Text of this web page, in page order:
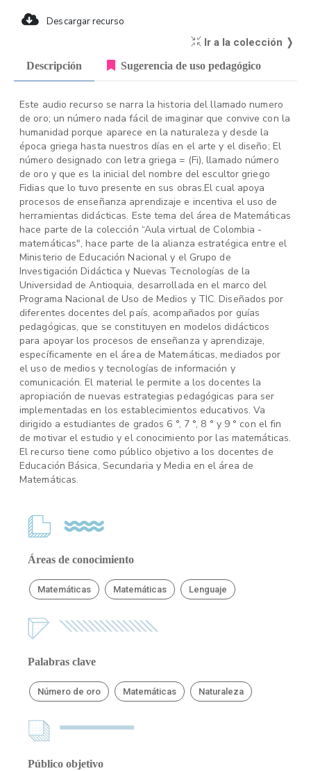
Descargar recurso
Ir a la colección ❭
Descripción Sugerencia de uso pedagógico
Este audio recurso se narra la historia del llamado numero
de oro; un número nada fácil de imaginar que convive con la
humanidad porque aparece en la naturaleza y desde la
época griega hasta nuestros días en el arte y el diseño; El
número designado con letra griega = (Fi), llamado número
de oro y que es la inicial del nombre del escultor griego
Fidias que lo tuvo presente en sus obras.El cual apoya
procesos de enseñanza aprendizaje e incentiva el uso de
herramientas didácticas. Este tema del área de Matemáticas
hace parte de la colección “Aula virtual de Colombia -
matemáticas", hace parte de la alianza estratégica entre el
Ministerio de Educación Nacional y el Grupo de
Investigación Didáctica y Nuevas Tecnologías de la
Universidad de Antioquia, desarrollada en el marco del
Programa Nacional de Uso de Medios y TIC. Diseñados por
diferentes docentes del país, acompañados por guías
pedagógicas, que se constituyen en modelos didácticos
para apoyar los procesos de enseñanza y aprendizaje,
específicamente en el área de Matemáticas, mediados por
el uso de medios y tecnologías de información y
comunicación. El material le permite a los docentes la
apropiación de nuevas estrategias pedagógicas para ser
implementadas en los establecimientos educativos. Va
dirigido a estudiantes de grados 6 °, 7 °, 8 ° y 9 ° con el fin
de motivar el estudio y el conocimiento por las matemáticas.
El recurso tiene como público objetivo a los docentes de
Educación Básica, Secundaria y Media en el área de
Matemáticas.
Áreas de conocimiento
Matemáticas Matemáticas Lenguaje
Palabras clave
Número de oro Matemáticas Naturaleza
Público objetivo